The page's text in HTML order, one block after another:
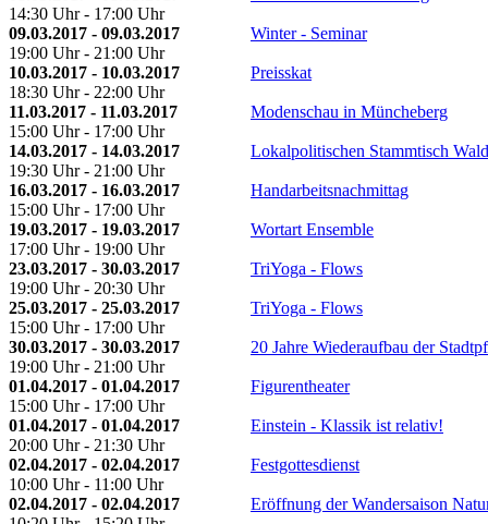
14:30 Uhr - 17:00 Uhr
09.03.2017 - 09.03.2017
19:00 Uhr - 21:00 Uhr
Winter - Seminar
10.03.2017 - 10.03.2017
18:30 Uhr - 22:00 Uhr
Preisskat
11.03.2017 - 11.03.2017
15:00 Uhr - 17:00 Uhr
Modenschau in Müncheberg
14.03.2017 - 14.03.2017
19:30 Uhr - 21:00 Uhr
Lokalpolitischen Stammtisch
16.03.2017 - 16.03.2017
15:00 Uhr - 17:00 Uhr
Handarbeitsnachmittag
19.03.2017 - 19.03.2017
17:00 Uhr - 19:00 Uhr
Wortart Ensemble
23.03.2017 - 30.03.2017
19:00 Uhr - 20:30 Uhr
TriYoga - Flows
25.03.2017 - 25.03.2017
15:00 Uhr - 17:00 Uhr
TriYoga - Flows
30.03.2017 - 30.03.2017
19:00 Uhr - 21:00 Uhr
20 Jahre Wiederaufbau der
01.04.2017 - 01.04.2017
15:00 Uhr - 17:00 Uhr
Figurentheater
01.04.2017 - 01.04.2017
20:00 Uhr - 21:30 Uhr
Einstein - Klassik ist relativ!
02.04.2017 - 02.04.2017
10:00 Uhr - 11:00 Uhr
Festgottesdienst
02.04.2017 - 02.04.2017
Eröffnung der Wandersaison